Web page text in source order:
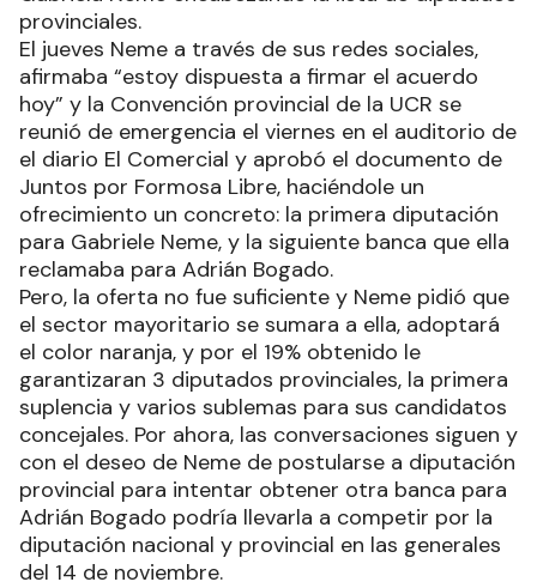
provinciales.
El jueves Neme a través de sus redes sociales,
afirmaba “estoy dispuesta a firmar el acuerdo
hoy” y la Convención provincial de la UCR se
reunió de emergencia el viernes en el auditorio de
el diario El Comercial y aprobó el documento de
Juntos por Formosa Libre, haciéndole un
ofrecimiento un concreto: la primera diputación
para Gabriele Neme, y la siguiente banca que ella
reclamaba para Adrián Bogado.
Pero, la oferta no fue suficiente y Neme pidió que
el sector mayoritario se sumara a ella, adoptará
el color naranja, y por el 19% obtenido le
garantizaran 3 diputados provinciales, la primera
suplencia y varios sublemas para sus candidatos
concejales. Por ahora, las conversaciones siguen y
con el deseo de Neme de postularse a diputación
provincial para intentar obtener otra banca para
Adrián Bogado podría llevarla a competir por la
diputación nacional y provincial en las generales
del 14 de noviembre.